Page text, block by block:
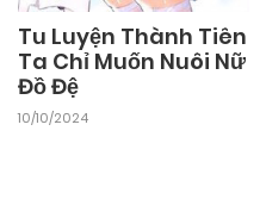
Chapter 8 03/11/2024
Tu Luyện Thành Tiên
Ta Chỉ Muốn Nuôi Nữ
Đồ Đệ
10/10/2024